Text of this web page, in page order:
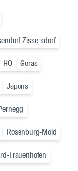
Zissersdorf
HO Geras
Japons
Rosenburg-Mold
Frauenhofen